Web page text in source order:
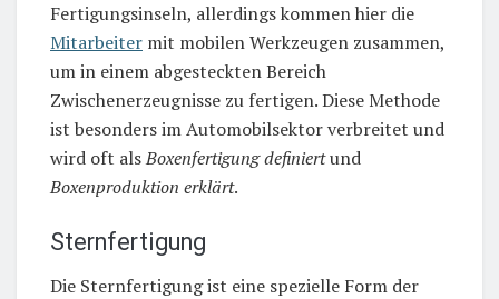
Fertigungsinseln, allerdings kommen hier die
Mitarbeiter mit mobilen Werkzeugen zusammen,
um in einem abgesteckten Bereich
Zwischenerzeugnisse zu fertigen. Diese Methode
ist besonders im Automobilsektor verbreitet und
wird oft alsBoxenfertigung definiertund
Boxenproduktion erklärt.
Sternfertigung
Die Sternfertigung ist eine spezielle Form der